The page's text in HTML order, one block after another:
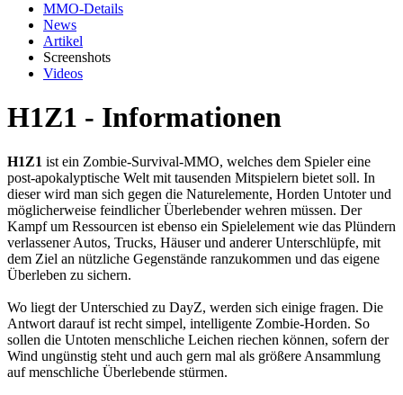
MMO-Details
News
Artikel
Screenshots
Videos
H1Z1 - Informationen
H1Z1 ist ein Zombie-Survival-MMO, welches dem Spieler eine
post-apokalyptische Welt mit tausenden Mitspielern bietet soll. In
dieser wird man sich gegen die Naturelemente, Horden Untoter und
möglicherweise feindlicher Überlebender wehren müssen. Der
Kampf um Ressourcen ist ebenso ein Spielelement wie das Plündern
verlassener Autos, Trucks, Häuser und anderer Unterschlüpfe, mit
dem Ziel an nützliche Gegenstände ranzukommen und das eigene
Überleben zu sichern.
Wo liegt der Unterschied zu DayZ, werden sich einige fragen. Die
Antwort darauf ist recht simpel, intelligente Zombie-Horden. So
sollen die Untoten menschliche Leichen riechen können, sofern der
Wind ungünstig steht und auch gern mal als größere Ansammlung
auf menschliche Überlebende stürmen.